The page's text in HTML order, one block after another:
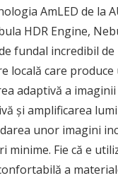
AmLED de la
HDR Engine,
fundal incredibil de
locală care
adaptivă a
și amplificarea
unor imagini
minime. Fie că e
a